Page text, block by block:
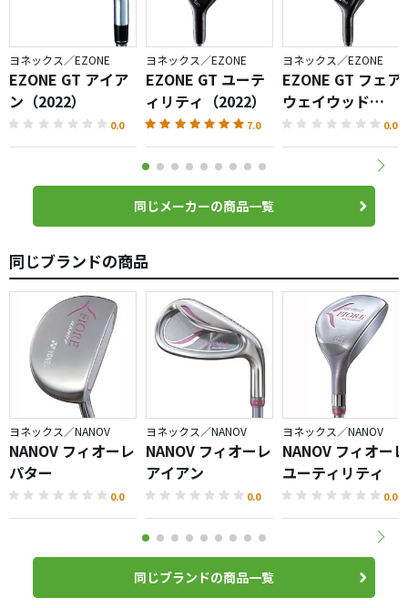
ヨネックス／EZONE
EZONE GT アイア
ン（2022）
0.0
ヨネックス／EZONE
EZONE GT ユーテ
ィリティ（2022）
7.0
ヨネックス／EZONE
EZONE GT フェア
ウェイウッド
（2022）
0.0
同じメーカーの商品一覧
同じブランドの商品
ヨネックス／NANOV
NANOV フィオーレ
パター
0.0
ヨネックス／NANOV
NANOV フィオーレ
アイアン
0.0
ヨネックス／NANOV
NANOV フィオーレ
ユーティリティ
0.0
同じブランドの商品一覧